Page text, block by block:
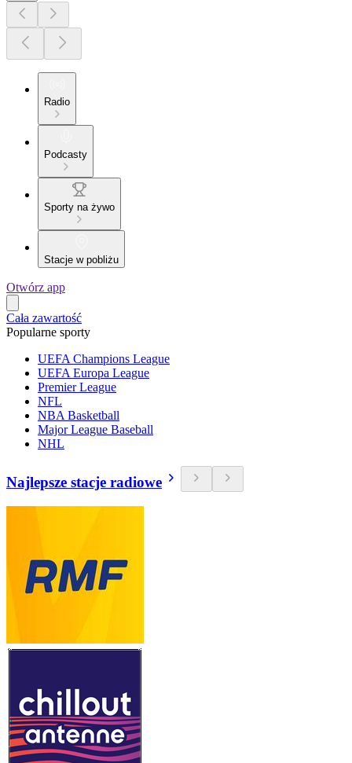
Radio
Podcasty
Sporty na żywo
Stacje w pobliżu
Otwórz app
Cała zawartość
Popularne sporty
UEFA Champions League
UEFA Europa League
Premier League
NFL
NBA Basketball
Major League Baseball
NHL
Najlepsze stacje radiowe